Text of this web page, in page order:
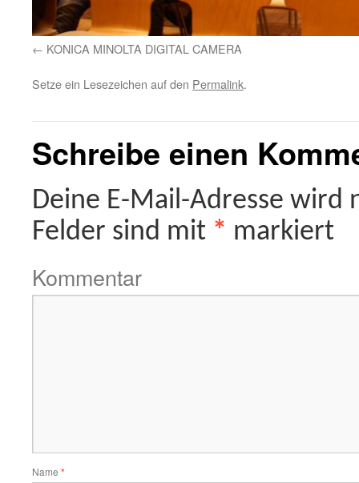
KONICA MINOLTA DIGITAL CAMERA
Setze ein Lesezeichen auf den Permalink.
Schreibe einen
Deine E-Mail-Adresse
Felder sind mit * markiert
Kommentar
Name *